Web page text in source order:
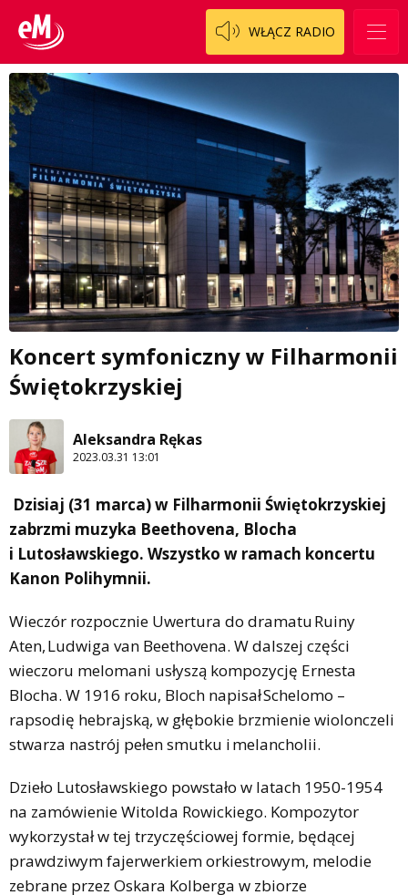
WŁĄCZ RADIO
Koncert symfoniczny w Filharmonii
Świętokrzyskiej
Aleksandra Rękas
2023.03.31 13:01
Dzisiaj (31 marca) w Filharmonii Świętokrzyskiej
zabrzmi muzyka Beethovena, Blocha
i Lutosławskiego. Wszystko w ramach koncertu
Kanon Polihymnii.
Wieczór rozpocznie Uwertura do dramatu Ruiny
Aten, Ludwiga van Beethovena. W dalszej części
wieczoru melomani usłyszą kompozycję Ernesta
Blocha. W 1916 roku, Bloch napisał Schelomo –
rapsodię hebrajską, w głębokie brzmienie wiolonczeli
stwarza nastrój pełen smutku i melancholii.
Dzieło Lutosławskiego powstało w latach 1950-1954
na zamówienie Witolda Rowickiego. Kompozytor
wykorzystał w tej trzyczęściowej formie, będącej
prawdziwym fajerwerkiem orkiestrowym, melodie
zebrane przez Oskara Kolberga w zbiorze